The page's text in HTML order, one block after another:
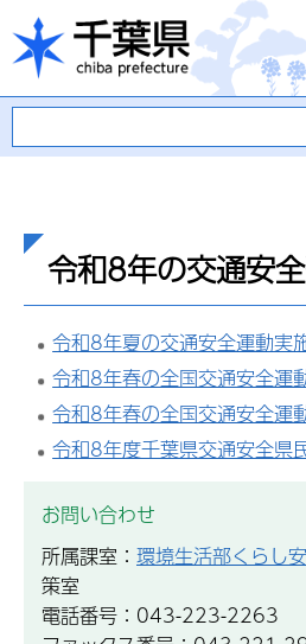
千葉県
令和8年の交通安
令和8年夏の交通安全運動実
令和8年春の全国交通安全運
令和8年春の全国交通安全運
令和8年度千葉県交通安全県
お問い合わせ
所属課室： 環境生活部くらし
策室
電話番号：043-223-2263